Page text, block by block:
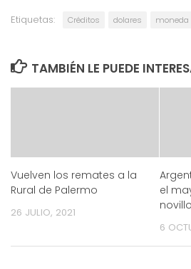
Etiquetas: Créditos dolares moneda
TAMBIÉN LE PUEDE
Vuelven los remates a la
Rural de Palermo
26 JULIO, 2021
el
6